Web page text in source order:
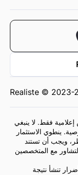
Realiste © 2023-
فقط. لا ينبغي
ينطوي الاستثمار
ويجب أن تستند
مع المتخصصين
تنشأ نتيجة